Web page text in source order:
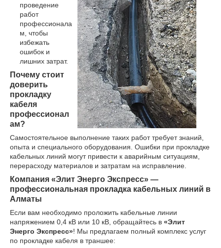
проведение
работ
профессионала
м, чтобы
избежать
ошибок и
лишних затрат.
Почему стоит
доверить
прокладку
кабеля
профессионал
ам?
Самостоятельное выполнение таких работ требует знаний,
опыта и специального оборудования. Ошибки при прокладке
кабельных линий могут привести к аварийным ситуациям,
перерасходу материалов и затратам на исправление.
Компания «Элит Энерго Экспресс» —
профессиональная прокладка кабельных линий в
Алматы
Если вам необходимо проложить кабельные линии
напряжением 0,4 кВ или 10 кВ, обращайтесь в «Элит
Энерго Экспресс»! Мы предлагаем полный комплекс услуг
по прокладке кабеля в траншее: